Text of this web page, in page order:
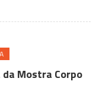
da Mostra Corpo